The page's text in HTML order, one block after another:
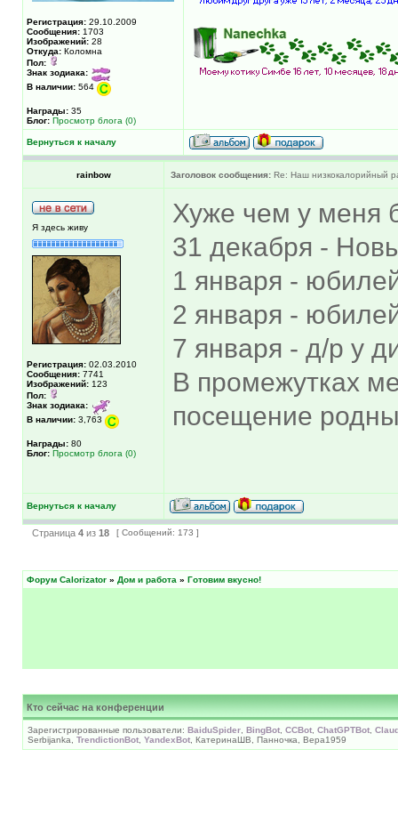
Регистрация: 29.10.2009
Сообщения: 1703
Изображений: 28
Откуда: Коломна
Пол:
Знак зодиака:
В наличии: 564
Награды: 35
Блог: Просмотр блога (0)
Вернуться к началу
rainbow Заголовок сообщения: Re: Наш низкокалорийный
Я здесь живу
Регистрация: 02.03.2010
Сообщения: 7741
Изображений: 123
Пол:
Знак зодиака:
В наличии: 3,763
Награды: 80
Блог: Просмотр блога (0)
Хуже чем у меня
31 декабря -
1 января -
2 января -
7 января - д/р у
В промежутках
посещение
Вернуться к началу
Страница 4 из 18 [ Сообщений: 173 ]
Форум Calorizator » Дом и работа » Готовим вкусно!
Кто сейчас на конференции
Зарегистрированные пользователи: BaiduSpider BingBot CCBot ChatGPTBot
Serbijanka, TrendictionBot YandexBot , КатеринаШВ, Панночка, Вера1959